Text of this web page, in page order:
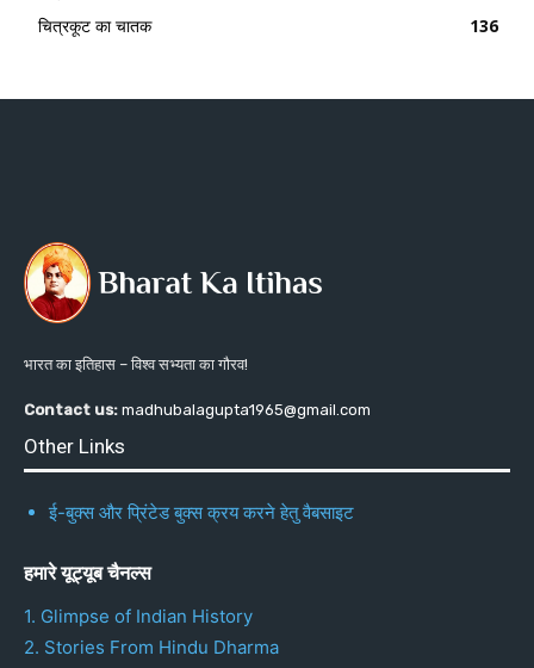
चित्रकूट का चातक
136
भारत का इतिहास – विश्व सभ्यता का गौरव!
Contact us: madhubalagupta1965@gmail.com
Other Links
ई-बुक्स और प्रिंटेड बुक्स क्रय करने हेतु वैबसाइट
हमारे यूट्यूब चैनल्स
1. Glimpse of Indian History
2. Stories From Hindu Dharma